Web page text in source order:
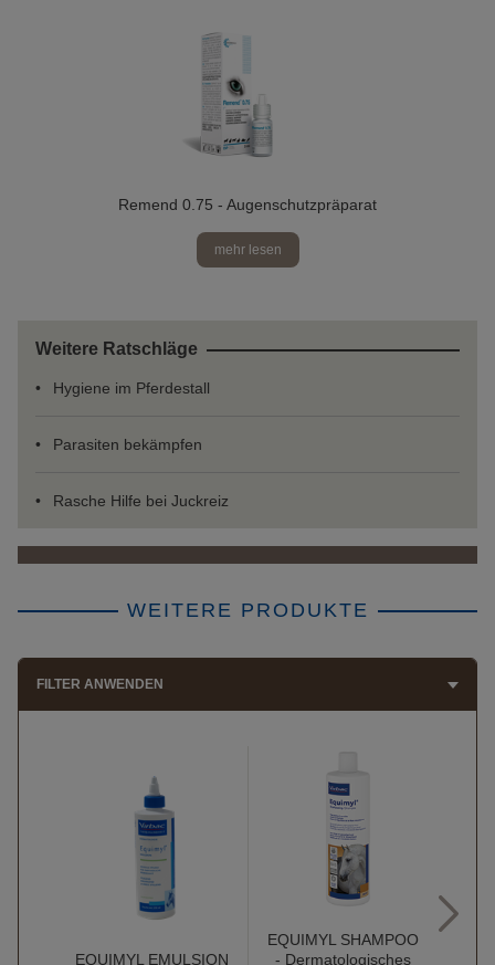
Remend 0.75 - Augenschutzpräparat
mehr lesen
Weitere Ratschläge
Hygiene im Pferdestall
Parasiten bekämpfen
Rasche Hilfe bei Juckreiz
WEITERE PRODUKTE
FILTER ANWENDEN
EQUIMYL EMULSION
EQUIMYL SHAMPOO
- Dermatologisches